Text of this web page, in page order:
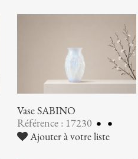
Vase SABINO
Référence : 17230
Ajouter à votre liste